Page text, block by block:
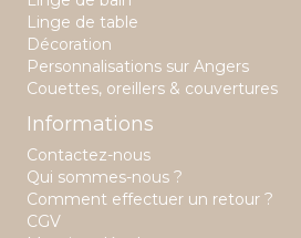
Linge de table
Décoration
Personnalisations sur Angers
Couettes, oreillers & couvertures
Informations
Contactez-nous
Qui sommes-nous ?
Comment effectuer un retour ?
CGV